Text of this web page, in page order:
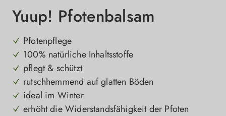
Yuup! Pfotenbalsam
Pfotenpflege
100% natürliche Inhaltsstoffe
pflegt & schützt
rutschhemmend auf glatten Böden
ideal im Winter
erhöht die Widerstandsfähigkeit der Pfoten